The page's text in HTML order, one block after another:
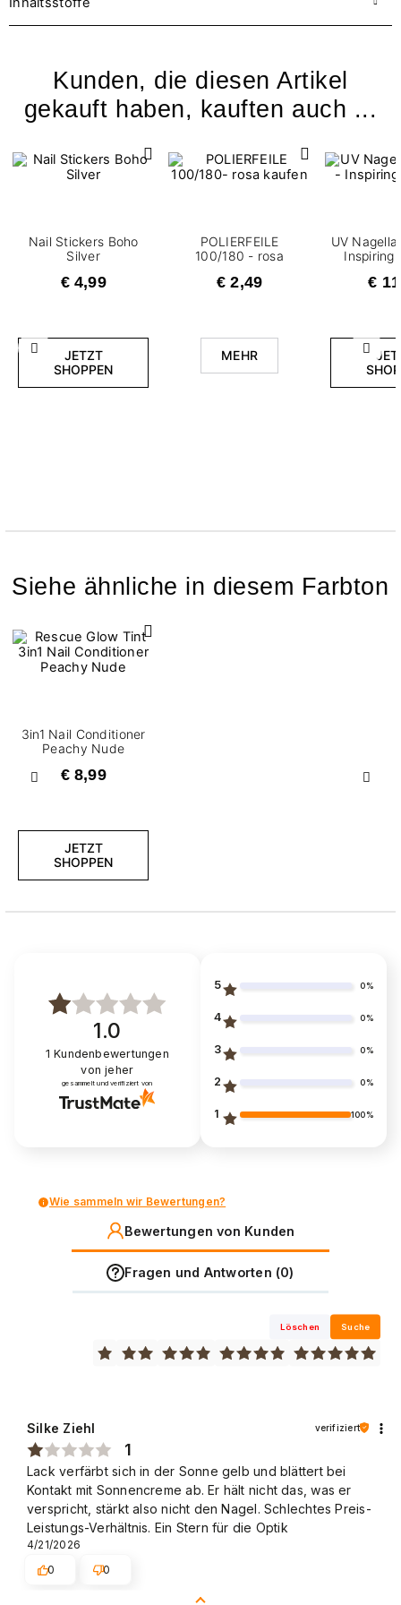
Kunden, die diesen Artikel
gekauft haben, kauften auch ...
Zurück
Nail Stickers Boho
Silver
€ 4,99
JETZT
SHOPPEN
POLIERFEILE
100/180 - rosa
€ 2,49
MEHR
UV
Inspiring
€
Siehe ähnliche in diesem Farbton
Zurück
3in1 Nail Conditioner
Peachy Nude
€ 8,99
JETZT
SHOPPEN
1.0
1 Kundenbewertungen
von jeher
gesammelt und verifiziert von
5 0%
4 0%
3 0%
2 0%
1 100%
Wie sammeln wir Bewertungen?
Bewertungen von Kunden
Fragen und Antworten (0)
Löschen Suche
Silke Ziehl verifiziert
1
Lack verfärbt sich in der Sonne gelb und blättert bei
Kontakt mit Sonnencreme ab. Er hält nicht das, was er
verspricht, stärkt also nicht den Nagel. Schlechtes Preis-
Leistungs-Verhältnis. Ein Stern für die Optik
4/21/2026
0
0